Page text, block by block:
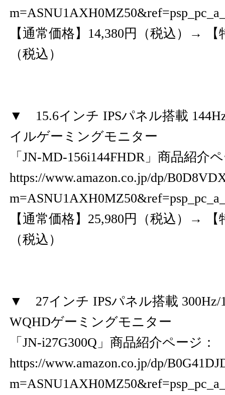
【通常価格】14,380円（税込）→ 【
（税込）
▼ 15.6インチ IPSパネル搭載
イルゲーミングモニター
「JN-MD-156i144FHDR」商品紹介
https://www.amazon.co.jp/dp/
【通常価格】25,980円（税込）→ 【
（税込）
▼ 27インチ IPSパネル搭載 300Hz/
WQHDゲーミングモニター
「JN-i27G300Q」商品紹介ページ：
https://www.amazon.co.jp/dp/